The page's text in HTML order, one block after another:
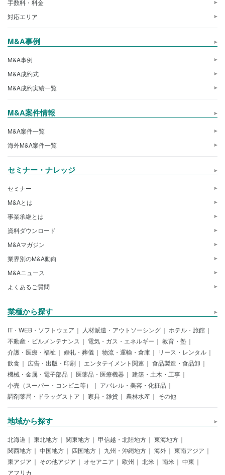
手数料・料金
対応エリア
M&A事例
M&A事例
M&A成約式
M&A成約実績一覧
M&A案件情報
M&A案件一覧
海外M&A案件一覧
セミナー・ナレッジ
セミナー
M&Aとは
事業承継とは
資料ダウンロード
M&Aマガジン
業界別のM&A動向
M&Aニュース
よくあるご質問
業種から探す
IT・WEB・ソフトウェア 人材派遣・アウトソーシング
ホテル・旅館
不動産・ビルメンテナンス
電気・ガス・エネルギー
教育・塾
介護・医療・福祉
婚礼・葬儀 物流・運輸・倉庫
リース・レンタル
飲食
広告・出版・印刷 エンタテイメント関連
食品製造・食品卸
機械・金属・電子部品
医薬品・医療機器
建築・土木・工事
小売（スーパー・コンビニ等）
アパレル・美容・化粧品
調剤薬局・ドラッグストア
家具・雑貨 農林水産 その他
地域から探す
北海道 東北地方 関東地方 甲信越・北陸地方
東海地方
関西地方
中国地方 四国地方 九州・沖縄地方 海外
東南アジア
東アジア
その他アジア オセアニア 欧州 北米 南米
中東
アフリカ